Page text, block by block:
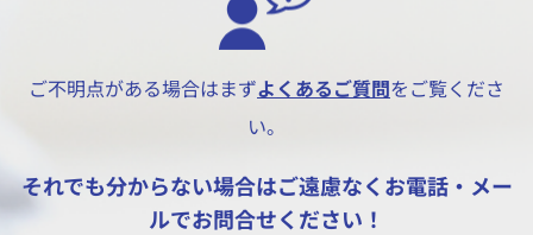
ご不明点がある場合はまずよくあるご質問をご覧くださ
い。
それでも分からない場合はご遠慮なくお電話・メー
ルでお問合せください！